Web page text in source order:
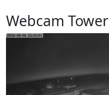
Webcam Tower